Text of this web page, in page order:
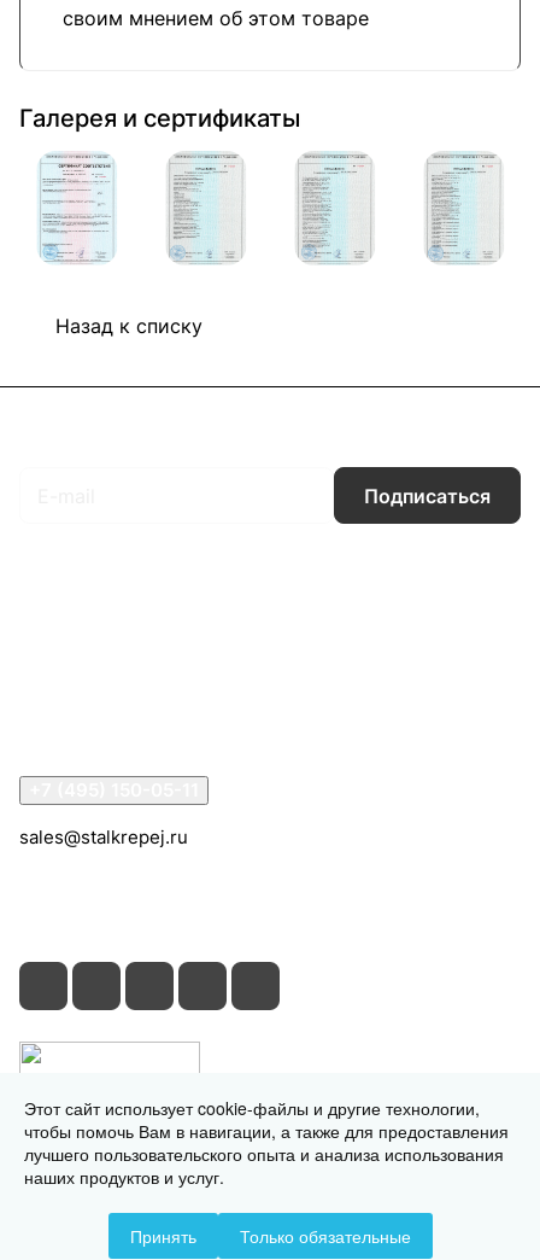
своим мнением об этом товаре
Галерея и сертификаты
Назад к списку
Подписаться
sales@stalkrepej.ru
© 2026 © 2026 © СтальКрепеж - интернет-магазин
Конфиденциальность Оферта
Этот сайт использует cookie-файлы и другие технологии,
чтобы помочь Вам в навигации, а также для предоставления
лучшего пользовательского опыта и анализа использования
наших продуктов и услуг.
Принять Только обязательные